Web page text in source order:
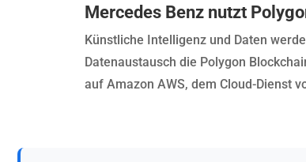
Mercedes Benz nutzt
Künstliche Intelligenz und Daten
Datenaustausch die Polygon
auf Amazon AWS, dem Cloud-Dienst